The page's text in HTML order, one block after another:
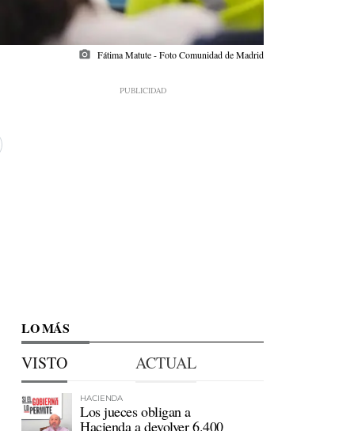
photo_camera Fátima Matute - Foto Comunidad de Madrid
LO MÁS
VISTO ACTUAL
HACIENDA
Los jueces obligan a
Hacienda a devolver 6.400